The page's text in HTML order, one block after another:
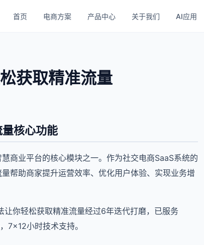
首页 电商方案 产品中心 关于我们 AI应用
获取精准流量
核心功能
商业平台的核心模块之一。作为社交电商SaaS系统的
帮助商家提升运营效率、优化用户体验、实现业务增
你轻松获取精准流量经过6年迭代打磨，已服务
7×12小时技术支持。